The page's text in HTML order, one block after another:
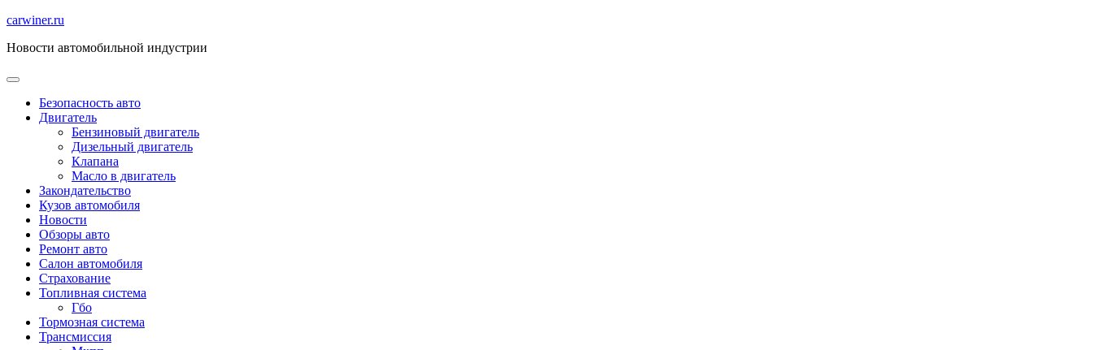
Перейти
содержимому
carwiner.ru
Новости автомобильной индустрии
Безопасность авто
Двигатель
Бензиновый двигатель
Дизельный двигатель
Клапана
Масло в двигатель
Закондательство
Кузов автомобиля
Новости
Обзоры авто
Ремонт авто
Салон автомобиля
Страхование
Топливная система
Гбо
Тормозная система
Трансмиссия